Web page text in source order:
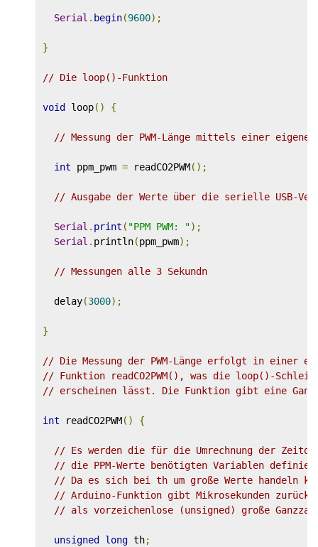
Serial . begin(9600);
}
// Die loop()-Funktion
void loop() {
// Messung der PWM-Länge mittels einer
int ppm_pwm = readCO2PWM();
// Ausgabe der Werte über die serielle USB-
Serial . print ( "PPM PWM: ");
Serial . println(ppm_pwm);
// Messungen alle 3 Sekundn
delay(3000);
}
// Die Messung der PWM-Länge erfolgt in einer
// Funktion readCO2PWM(), was die loop()-
// erscheinen lässt. Die Funktion gibt eine
int readCO2PWM() {
// Es werden die für die Umrechnung der
// die PPM-Werte benötigten Variablen
// Da es sich bei th um große Werte handeln
// Arduino-Funktion gibt Mikrosekunden
// als vorzeichenlose (unsigned) große
unsigned long th;